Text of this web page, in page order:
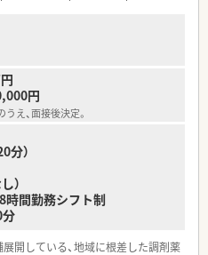
トの時間もしっかり確保できます。
円
え、面接後決定。
分）
）
時間勤務シフト制
開している、地域に根差した調剤薬